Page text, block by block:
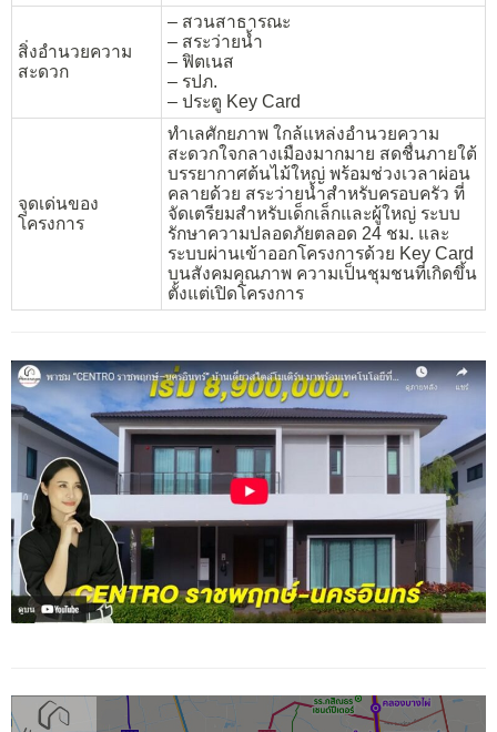
สิ่งอำนวยความ
สะดวก
– สวนสาธารณะ
– สระว่ายน้ำ
– ฟิตเนส
– รปภ.
– ประตู Key Card
จุดเด่นของ
โครงการ
ทำเลศักยภาพ ใกล้แหล่งอำนวยความ
สะดวกใจกลางเมืองมากมาย สดชื่นภายใต้
บรรยากาศต้นไม้ใหญ่ พร้อมช่วงเวลาผ่อน
คลายด้วย สระว่ายน้ำสำหรับครอบครัว ที่
จัดเตรียมสำหรับเด็กเล็กและผู้ใหญ่ ระบบ
รักษาความปลอดภัยตลอด 24 ชม. และ
ระบบผ่านเข้าออกโครงการด้วย Key Card
บนสังคมคุณภาพ ความเป็นชุมชนที่เกิดขึ้น
ตั้งแต่เปิดโครงการ